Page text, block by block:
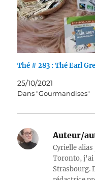
Thé # 283 : Thé Earl
25/10/2021
Dans "Gourmandises"
Auteur/
Cyrielle
Toronto, j'ai
Strasbourg.